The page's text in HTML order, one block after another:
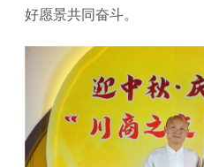
好愿景共同奋斗。